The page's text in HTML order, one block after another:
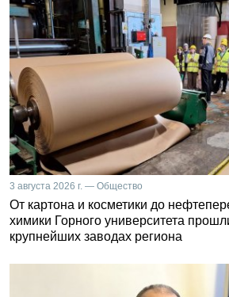
3 августа 2026 г. — Общество
От картона и косметики до
химики Горного университета
крупнейших заводах региона